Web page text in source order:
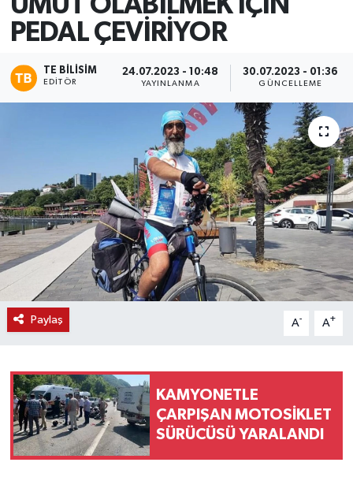
PEDAL ÇEVİRİYOR
TE BILISIM
EDITÖR
24.07.2023 - 10:48
YAYINLANMA
30.07.2023 - 01:36
GÜNCELLEME
Paylaş A- A+
KAMYONETLE
ÇARPIŞAN MOTOSİKLET
SÜRÜCÜSÜ YARALANDI